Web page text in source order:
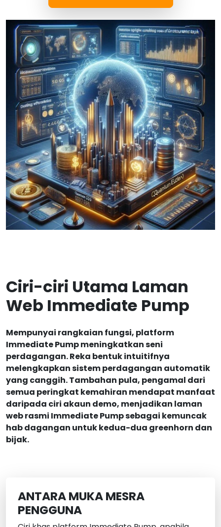
Ciri-ciri Utama Laman
Web Immediate Pump
Mempunyai rangkaian fungsi, platform
Immediate Pump meningkatkan seni
perdagangan. Reka bentuk intuitifnya
melengkapkan sistem perdagangan automatik
yang canggih. Tambahan pula, pengamal dari
semua peringkat kemahiran mendapat manfaat
daripada ciri akaun demo, menjadikan laman
web rasmi Immediate Pump sebagai kemuncak
hab dagangan untuk kedua-dua greenhorn dan
bijak.
ANTARA MUKA MESRA
PENGGUNA